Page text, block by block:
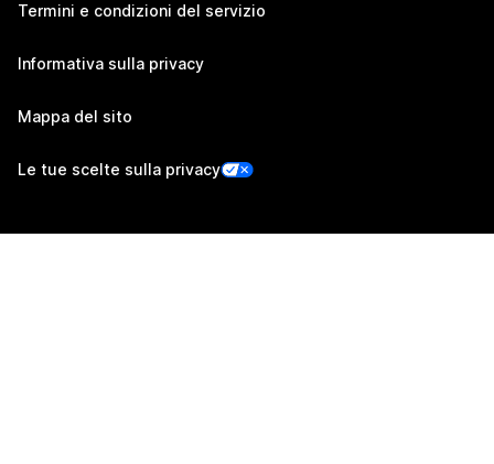
Termini e condizioni del servizio
Informativa sulla privacy
Mappa del sito
Le tue scelte sulla privacy